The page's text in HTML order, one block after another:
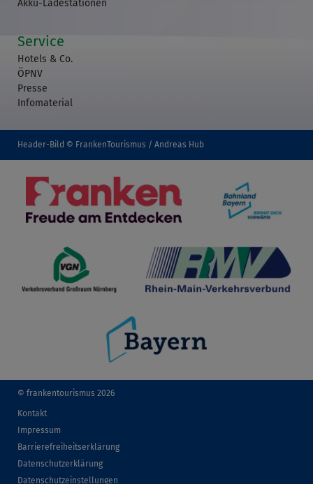
Akku-Ladestationen
Service
Hotels & Co.
ÖPNV
Presse
Infomaterial
Header-Bild © FrankenTourismus / Andreas Hub
© frankentourismus 2026
Kontakt
Impressum
Barrierefreiheitserklärung
Datenschutzerklärung
Datenschutzeinstellungen